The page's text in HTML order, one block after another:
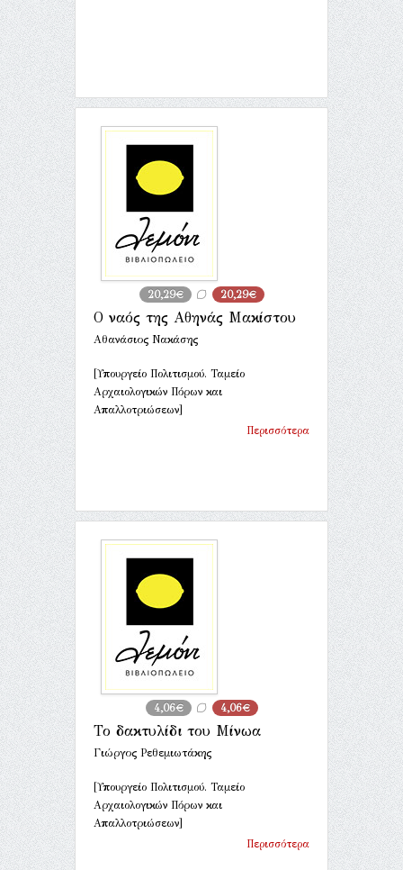
20,29€ 20,29€
Ο ναός της Αθηνάς Μακίστου
Αθανάσιος Νακάσης
[Υπουργείο Πολιτισμού. Ταμείο
Αρχαιολογικών Πόρων και
Απαλλοτριώσεων]
Περισσότερα
4,06€ 4,06€
Το δακτυλίδι του Μίνωα
Γιώργος Ρεθεμιωτάκης
[Υπουργείο Πολιτισμού. Ταμείο
Αρχαιολογικών Πόρων και
Απαλλοτριώσεων]
Περισσότερα